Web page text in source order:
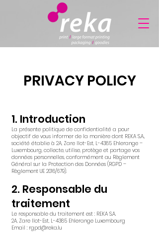
Legal notices
PRIVACY POLICY
1. Introduction
La présente politique de confidentialité a pour
objectif de vous informer de la manière dont REKA S.A.,
société établie à 2A, Zare Ilot-Est, L-4385 Ehlerange –
Luxembourg, collecte, utilise, protège et partage vos
données personnelles, conformément au Règlement
Général sur la Protection des Données (RGPD –
Règlement UE 2016/679).
2. Responsable du
traitement
Le responsable du traitement est : REKA S.A.
2A, Zare Ilot-Est, L-4385 Ehlerange Luxembourg
Email : rgpd@reka.lu